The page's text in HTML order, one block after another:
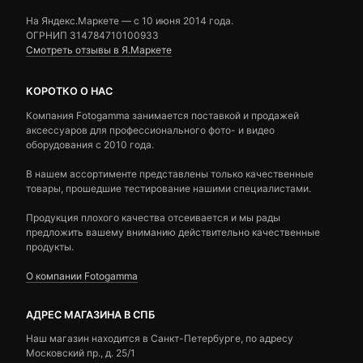
На Яндекс.Маркете — c 10 июня 2014 года.
ОГРНИП 314784710100933
Смотреть отзывы в Я.Маркете
КОРОТКО О НАС
Компания Fotogamma занимается поставкой и продажей
аксессуаров для профессионального фото- и видео
оборудования с 2010 года.
В нашем ассортименте представлены только качественные
товары, прошедшие тестирование нашими специалистами.
Продукция плохого качества отсеивается и мы рады
предложить вашему вниманию действительно качественные
продукты.
О компании Fotogamma
АДРЕС МАГАЗИНА В СПБ
Наш магазин находится в Санкт-Петербурге, по адресу
Московский пр., д. 25/1